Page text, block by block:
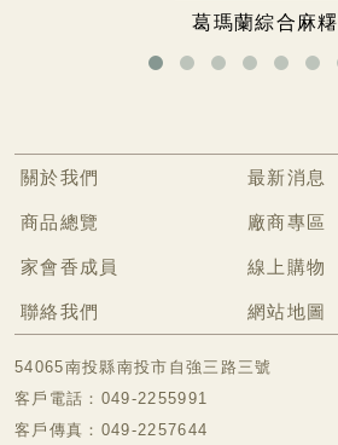
冷凍食品專區
葛瑪蘭綜合麻糬
關於我們 最新消息
商品總覽 廠商專區
家會香成員 線上購物
聯絡我們 網站地圖
54065南投縣南投市自強三路三號
客戶電話：049-2255991
客戶傳真：049-2257644